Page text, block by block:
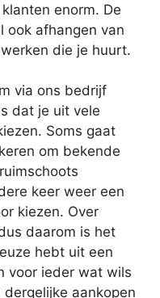
enorm. De
ook afhangen van
die je huurt.
via ons bedrijf
dat je uit vele
Soms gaat
om bekende
keer weer een
kiezen. Over
daarom is het
hebt uit een
voor ieder wat wils
aankopen